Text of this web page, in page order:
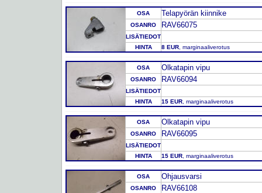
OSA Telapyörän kiinnike
OSANRO RAV66075
LISÄTIEDOT
HINTA
8 EUR , marginaaliverotus
OSA Olkatapin vipu
OSANRO RAV66094
LISÄTIEDOT
HINTA
15 EUR , marginaaliverotus
OSA Olkatapin vipu
OSANRO RAV66095
LISÄTIEDOT
HINTA
15 EUR , marginaaliverotus
OSA Ohjausvarsi
OSANRO RAV66108